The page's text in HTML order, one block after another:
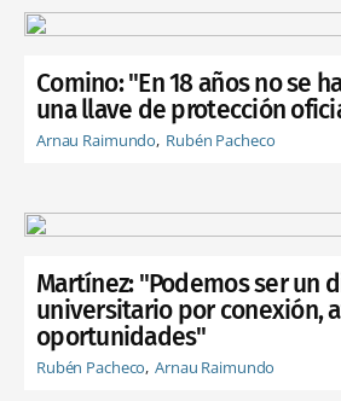
Comino: "En 18 años no se
una llave de protección
Arnau Raimundo Rubén Pacheco
Martínez: "Podemos ser un
universitario por conexión,
oportunidades"
Rubén Pacheco Arnau Raimundo